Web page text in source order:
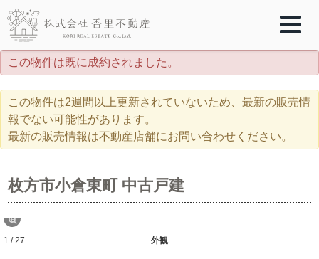
この物件は既に成約されました。
この物件は2週間以上更新されていないため、最新の販売情
報でない可能性があります。
最新の販売情報は不動産店舗にお問い合わせください。
枚方市小倉東町 中古戸建
外観
1 / 27